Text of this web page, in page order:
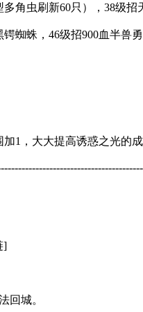
角虫刷新60只），38级招
蜘蛛，46级招900血半兽勇
1，大大提高诱惑之光的成
]
回城。